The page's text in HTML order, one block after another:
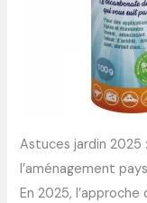
Astuces jardin 2025
l’aménagement
En 2025,